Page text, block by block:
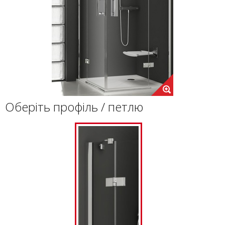
Оберіть профіль / петлю